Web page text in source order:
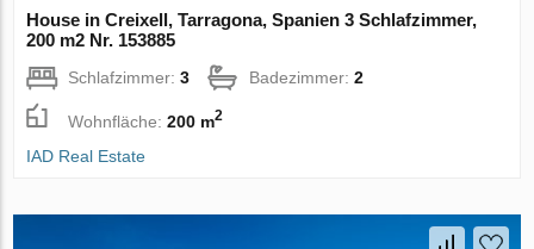
House in Creixell, Tarragona, Spanien 3 Schlafzimmer,
200 m2 Nr. 153885
Schlafzimmer:3 Badezimmer:2
Wohnfläche:200 m2
IAD Real Estate